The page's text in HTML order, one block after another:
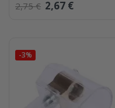
2,75 € 2,67 €
-3%